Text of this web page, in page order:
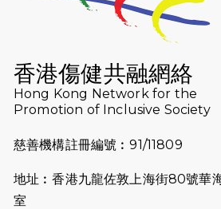
尋找跑會的故事
Why Not Run
2024-11-07
樂施毅行者｜毅
五開鑼 逾4千健兒
跑友黃志輝(Jeff)
2024-10-22
#WhyNotRun 試
香港傷健共融網絡
Hong Kong Network for the
Promotion of Inclusive Society
慈善機構註冊編號︰91/11809
地址︰香港九龍佐敦上海街80號華
室